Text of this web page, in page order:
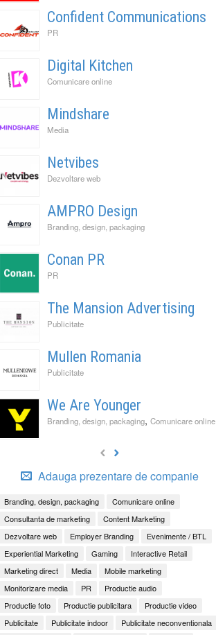
Confident Communications
PR
Digital Kitchen
Comunicare online
Mindshare
Media
Netvibes
Dezvoltare web
AMPRO Design
Branding, design, packaging
Conan PR
PR
The Mansion Advertising
Publicitate
Mullen Romania
Publicitate
We Are Younger
Branding, design, packaging, Comunicare online
Adauga prezentare de companie
Branding, design, packaging
Comunicare online
Consultanta de marketing
Content Marketing
Dezvoltare web
Employer Branding
Evenimente / BTL
Experiential Marketing
Gaming
Interactive Retail
Marketing direct
Media
Mobile marketing
Monitorizare media
PR
Productie audio
Productie foto
Productie publicitara
Productie video
Publicitate
Publicitate indoor
Publicitate neconventionala